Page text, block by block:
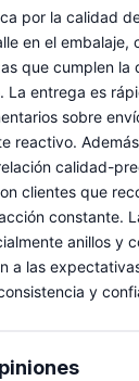
por la calidad
en el embalaje,
que cumplen la
La entrega es
sobre
reactivo.
calidad-
clientes que
constante.
anillos y
a las
y